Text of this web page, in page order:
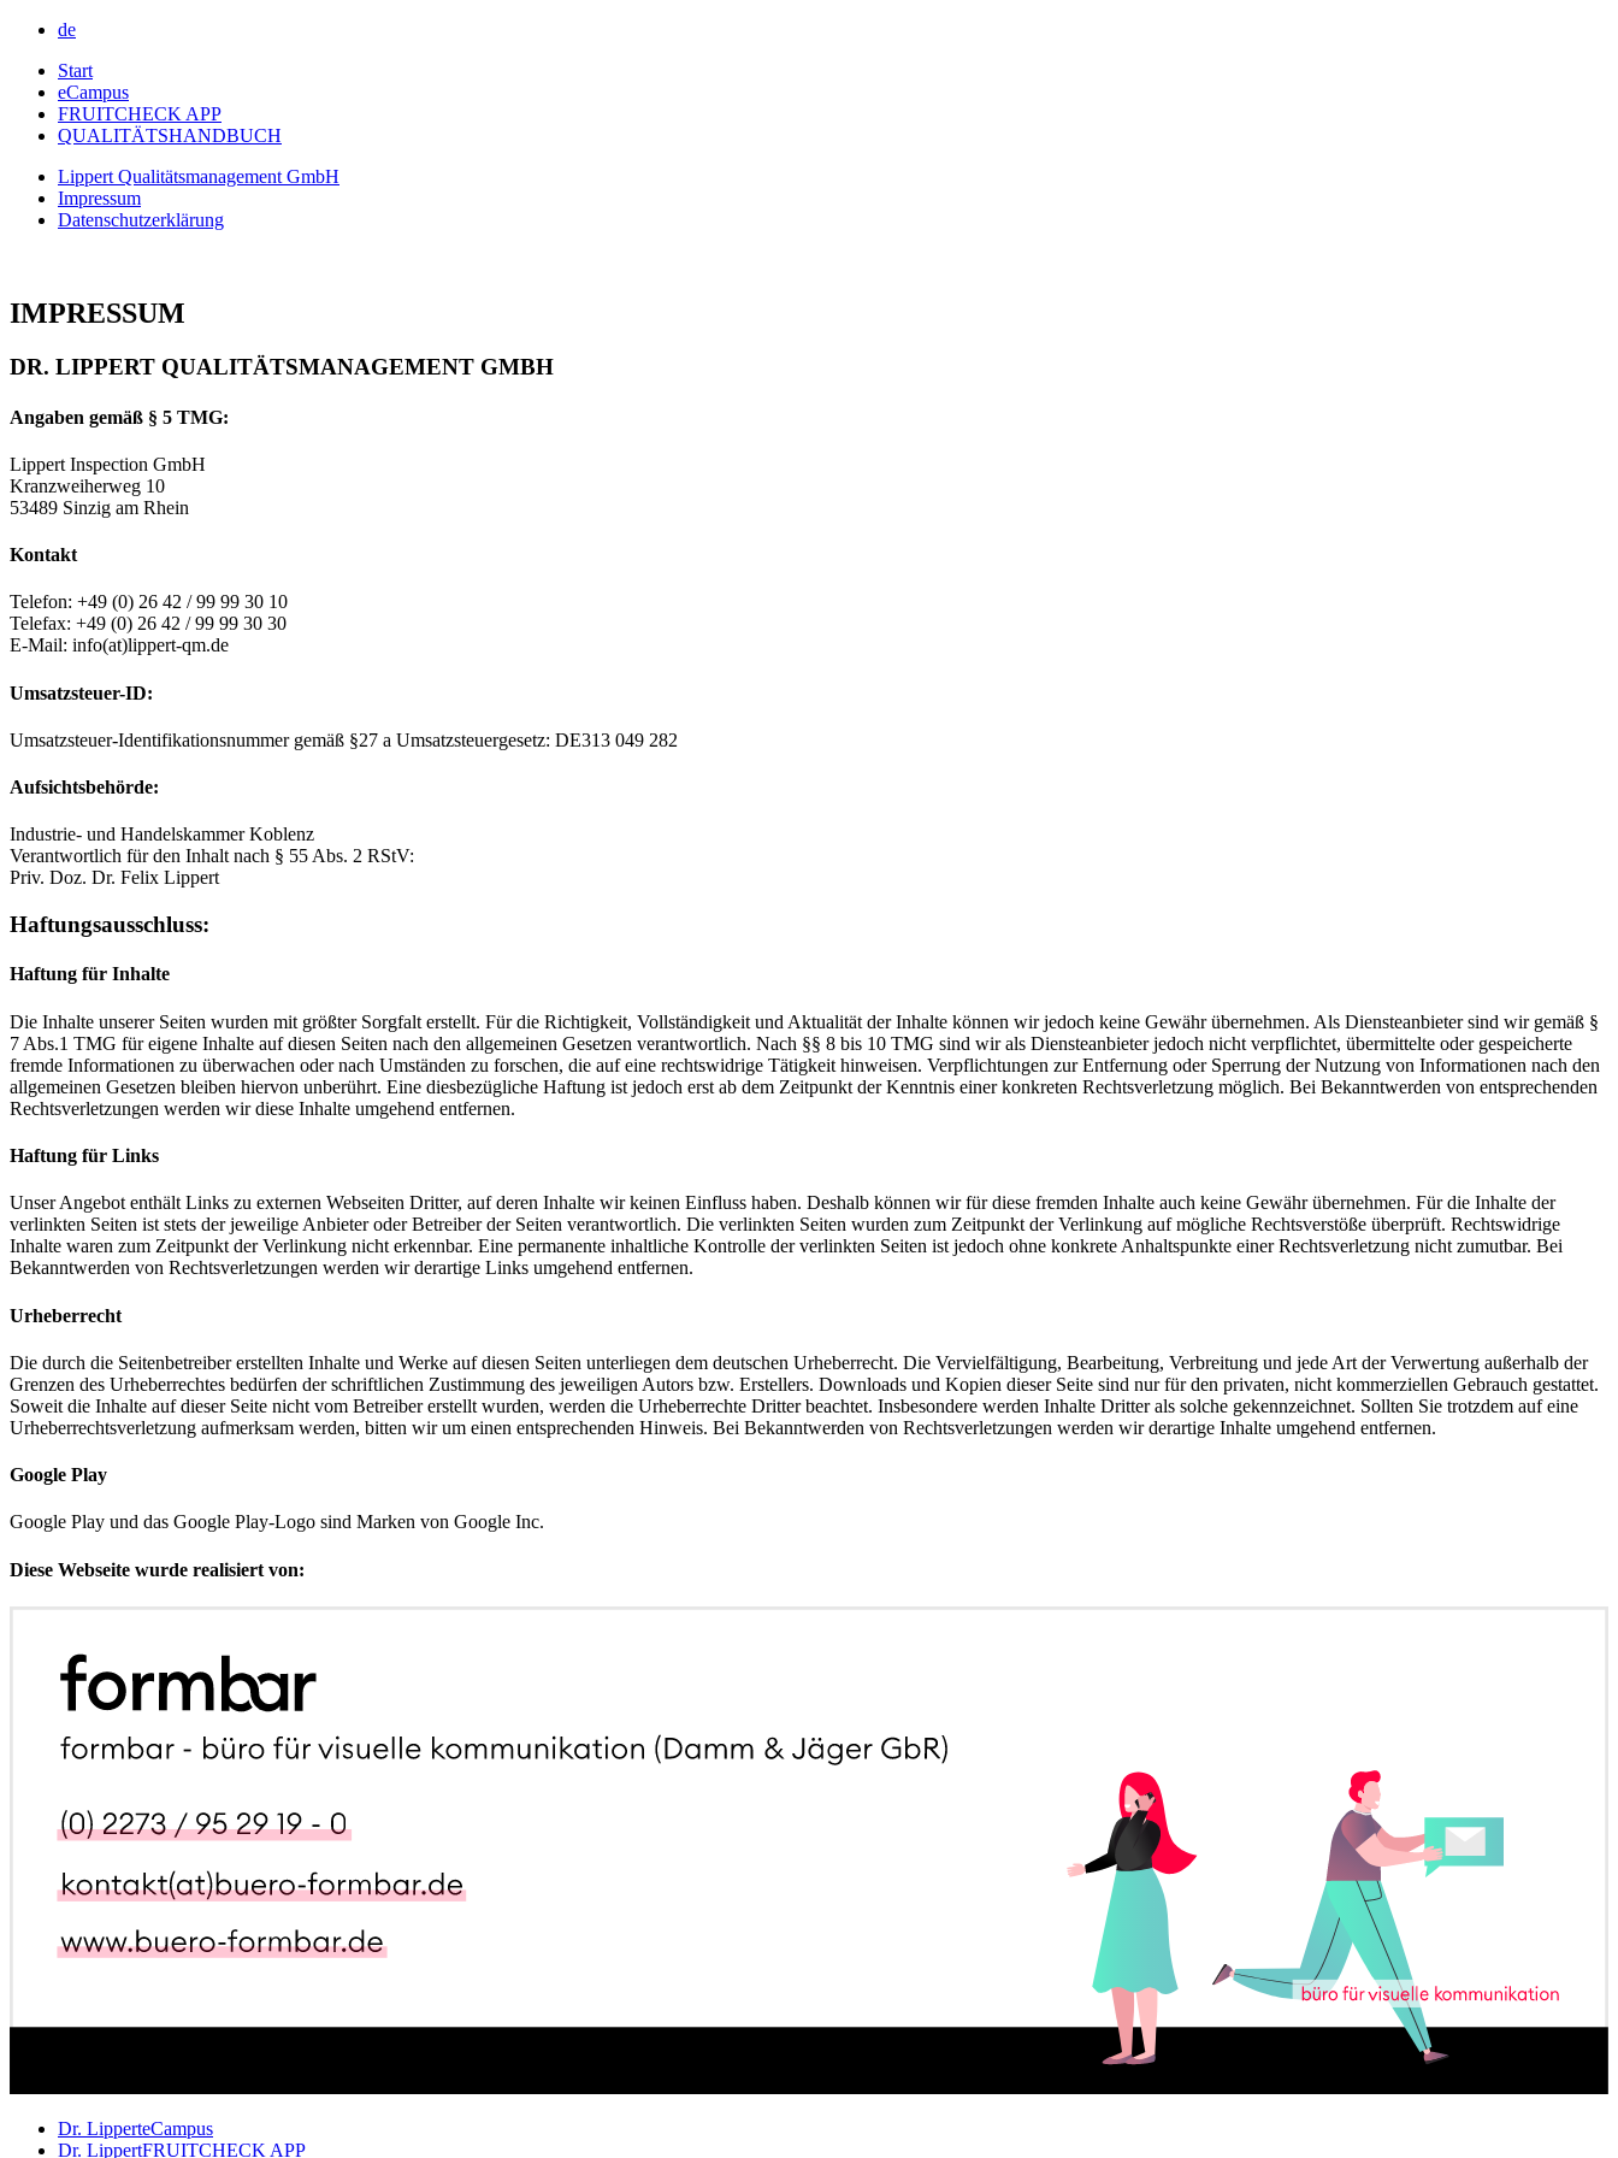
de
Start
eCampus
FRUITCHECK APP
QUALITÄTSHANDBUCH
Lippert Qualitätsmanagement GmbH
Impressum
Datenschutzerklärung
IMPRESSUM
DR. LIPPERT QUALITÄTSMANAGEMENT GMBH
Angaben gemäß § 5 TMG:
Lippert Inspection GmbH
Kranzweiherweg 10
53489 Sinzig am Rhein
Kontakt
Telefon: +49 (0) 26 42 / 99 99 30 10
Telefax: +49 (0) 26 42 / 99 99 30 30
E-Mail: info(at)lippert-qm.de
Umsatzsteuer-ID:
Umsatzsteuer-Identifikationsnummer gemäß §27 a Umsatzsteuergesetz: DE313 049 282
Aufsichtsbehörde:
Industrie- und Handelskammer Koblenz
Verantwortlich für den Inhalt nach § 55 Abs. 2 RStV:
Priv. Doz. Dr. Felix Lippert
Haftungsausschluss:
Haftung für Inhalte
Die Inhalte unserer Seiten wurden mit größter Sorgfalt erstellt. Für die Richtigkeit, Vollständigkeit und Aktualität der Inhalte können wir jedoch keine Gewähr übernehmen. Als Diensteanbieter sind wir gemäß §
7 Abs.1 TMG für eigene Inhalte auf diesen Seiten nach den allgemeinen Gesetzen verantwortlich. Nach §§ 8 bis 10 TMG sind wir als Diensteanbieter jedoch nicht verpflichtet, übermittelte oder gespeicherte
fremde Informationen zu überwachen oder nach Umständen zu forschen, die auf eine rechtswidrige Tätigkeit hinweisen. Verpflichtungen zur Entfernung oder Sperrung der Nutzung von Informationen nach den
allgemeinen Gesetzen bleiben hiervon unberührt. Eine diesbezügliche Haftung ist jedoch erst ab dem Zeitpunkt der Kenntnis einer konkreten Rechtsverletzung möglich. Bei Bekanntwerden von entsprechenden
Rechtsverletzungen werden wir diese Inhalte umgehend entfernen.
Haftung für Links
Unser Angebot enthält Links zu externen Webseiten Dritter, auf deren Inhalte wir keinen Einfluss haben. Deshalb können wir für diese fremden Inhalte auch keine Gewähr übernehmen. Für die Inhalte der
verlinkten Seiten ist stets der jeweilige Anbieter oder Betreiber der Seiten verantwortlich. Die verlinkten Seiten wurden zum Zeitpunkt der Verlinkung auf mögliche Rechtsverstöße überprüft. Rechtswidrige
Inhalte waren zum Zeitpunkt der Verlinkung nicht erkennbar. Eine permanente inhaltliche Kontrolle der verlinkten Seiten ist jedoch ohne konkrete Anhaltspunkte einer Rechtsverletzung nicht zumutbar. Bei
Bekanntwerden von Rechtsverletzungen werden wir derartige Links umgehend entfernen.
Urheberrecht
Die durch die Seitenbetreiber erstellten Inhalte und Werke auf diesen Seiten unterliegen dem deutschen Urheberrecht. Die Vervielfältigung, Bearbeitung, Verbreitung und jede Art der Verwertung außerhalb der
Grenzen des Urheberrechtes bedürfen der schriftlichen Zustimmung des jeweiligen Autors bzw. Erstellers. Downloads und Kopien dieser Seite sind nur für den privaten, nicht kommerziellen Gebrauch gestattet.
Soweit die Inhalte auf dieser Seite nicht vom Betreiber erstellt wurden, werden die Urheberrechte Dritter beachtet. Insbesondere werden Inhalte Dritter als solche gekennzeichnet. Sollten Sie trotzdem auf eine
Urheberrechtsverletzung aufmerksam werden, bitten wir um einen entsprechenden Hinweis. Bei Bekanntwerden von Rechtsverletzungen werden wir derartige Inhalte umgehend entfernen.
Google Play
Google Play und das Google Play-Logo sind Marken von Google Inc.
Diese Webseite wurde realisiert von:
Dr. LipperteCampus
Dr. LippertFRUITCHECK APP